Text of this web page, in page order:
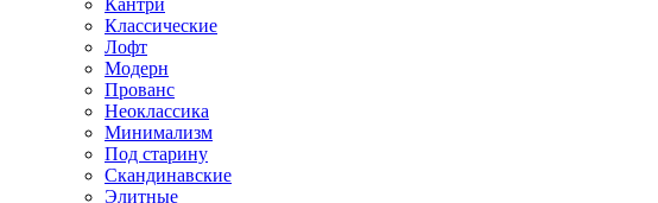
Классические
Лофт
Модерн
Прованс
Неоклассика
Минимализм
Под старину
Скандинавские
Элитные